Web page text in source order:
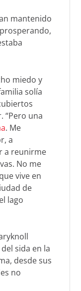
mantenido
miedo y
solía
“Pero una
. Me
a
a reunirme
No me
vive en
de
lago
sida en la
desde sus
no